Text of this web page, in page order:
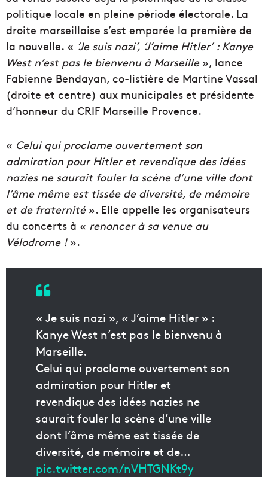
politique locale en pleine période électorale. La
droite marseillaise s’est emparée la première de
la nouvelle. « ‘Je suis nazi’, ‘J’aime Hitler’ : Kanye
West n’est pas le bienvenu à Marseille», lance
Fabienne Bendayan, co-listière de Martine Vassal
(droite et centre) aux municipales et présidente
d’honneur du CRIF Marseille Provence.
« Celui qui proclame ouvertement son
admiration pour Hitler et revendique des idées
nazies ne saurait fouler la scène d’une ville dont
l’âme même est tissée de diversité, de mémoire
et de fraternité». Elle appelle les organisateurs
du concerts à « renoncer à sa venue au
Vélodrome !».
« Je suis nazi », « J’aime Hitler » :
Kanye West n’est pas le bienvenu à
Marseille.
Celui qui proclame ouvertement son
admiration pour Hitler et
revendique des idées nazies ne
saurait fouler la scène d’une ville
dont l’âme même est tissée de
diversité, de mémoire et de…
pic.twitter.com/nVHTGNKt9y